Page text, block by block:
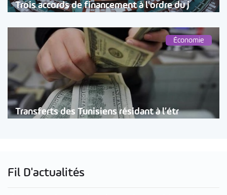
Trois accords de financement à l’ordre du j
Économie
Transferts des Tunisiens résidant à l’étr
Fil D'actualités